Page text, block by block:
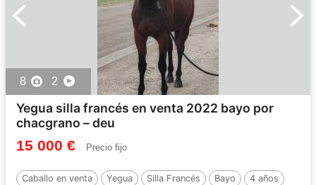
8 2
Yegua silla francés en venta 2022 bayo por
chacgrano – deu
15 000 € Precio fijo
Caballo en venta Yegua Silla Francés Bayo
4 años